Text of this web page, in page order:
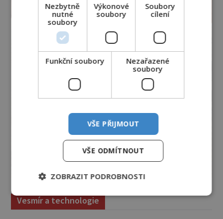
Vesmír a technologie
Nezbytně
nutné
soubory
Výkonové
soubory
Soubory
cílení
Funkční soubory
Nezařazené
soubory
VŠE PŘIJMOUT
VŠE ODMÍTNOUT
ZOBRAZIT PODROBNOSTI